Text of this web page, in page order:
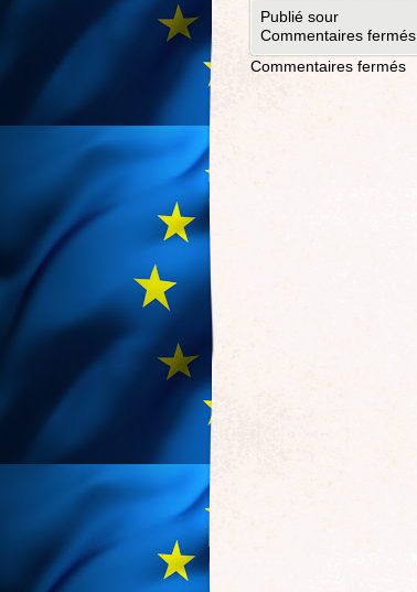
Publié sour
Commentaires fermés
Commentaires fermés